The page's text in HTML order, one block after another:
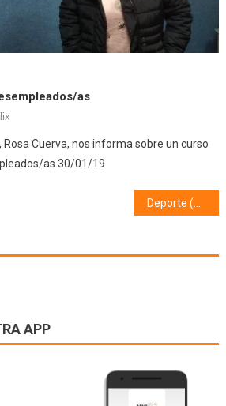
as
Cuerva, nos informa sobre un curso
as 30/01/19
APP